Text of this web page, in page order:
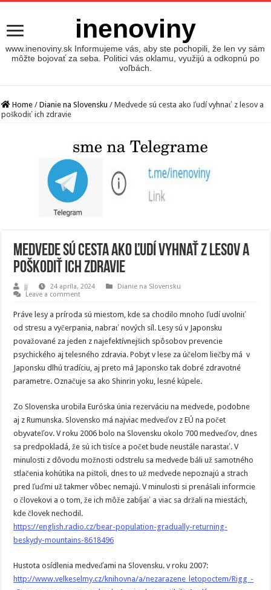
inenoviny
www.inenoviny.sk Informujeme vás, aby ste pochopili, že len vy sám
môžte bojovať za seba. Politici vás oklamu, využijú a odkopnú po
voľbách.
Home / Dianie na Slovensku / Medvede sú cesta ako ľudí vyhnať z lesov a
poškodiť ich zdravie
Medvede sú cesta ako ľudí vyhnať z lesov a
poškodiť ich zdravie
jj 24 apríla, 2024
Dianie na Slovensku
Leave a comment
Práve lesy a príroda sú miestom, kde sa chodilo mnoho ľudí uvolniť
od stresu a vyčerpania, nabrať nových síl. Lesy sú v Japonsku
považované za jeden z najefektívnejšich spôsobov prevencie
psychického aj telesného zdravia. Pobyt v lese za účelom liečby má v
Japonsku dlhú tradíciu, aj preto má Japonsko tak dobré zdravotné
parametre. Označuje sa ako Shinrin yoku, lesné kúpele.
Zo Slovenska urobila Euróska únia rezerváciu na medvede, podobne
aj z Rumunska. Slovensko má najviac medveďov z EÚ na počet
obyvateľov. V roku 2006 bolo na Slovensku okolo 700 medveďov, dnes
sa predpokladá, že sú ich tisíce a počet bude neustále narastať. V
minulosti z dôvodu možnosti odstrelu sa medvede báli už samotného
stlačenia kohútika na pištoli, dnes to už medvede nepoznajú a strach
pred ľuďmi už takmer vôbec nemajú. V minulosti si prenášali informcie
o človekovi a o tom, že ich môže zabíjať a viac sa držali na miestách,
kde človek nechodil.
https://english.radio.cz/bear-population-gradually-returning-
beskydy-mountains-8618496
Hustota osídlenia medveďami na Slovensku. v roku 2007:
http://www.velkeselmy.cz/knihovna/a/nezarazene_letopoctem/Rigg_-